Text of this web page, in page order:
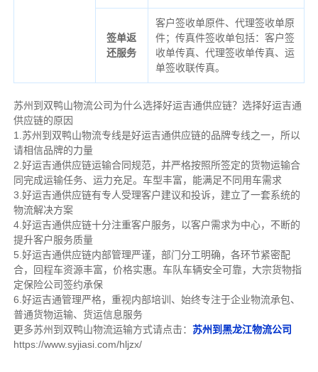
签单返
还服务
客户签收单原件、代理签收单原
件；传真件签收单包括：客户签
收单传真、代理签收单传真、运
单签收联传真。
苏州到双鸭山物流公司为什么选择好运吉通供应链？选择好运吉通
供应链的原因
1.苏州到双鸭山物流专线是好运吉通供应链的品牌专线之一，所以
请相信品牌的力量
2.好运吉通供应链运输合同规范，并严格按照所签定的货物运输合
同完成运输任务、运力充足。车型丰富，能满足不同用车需求
3.好运吉通供应链有专人受理客户建议和投诉，建立了一套系统的
物流解决方案
4.好运吉通供应链十分注重客户服务，以客户需求为中心，不断的
提升客户服务质量
5.好运吉通供应链内部管理严谨，部门分工明确，各环节紧密配
合，回程车资源丰富，价格实惠。车队车辆安全可靠，大宗货物指
定保险公司签约承保
6.好运吉通管理严格，重视内部培训、始终专注于企业物流承包、
普通货物运输、货运信息服务
更多苏州到双鸭山物流运输方式请点击： 苏州到黑龙江物流公司
https://www.syjiasi.com/hljzx/